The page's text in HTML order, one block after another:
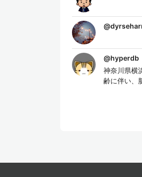
@
@hyperdb
神奈川県横
齢に伴い、